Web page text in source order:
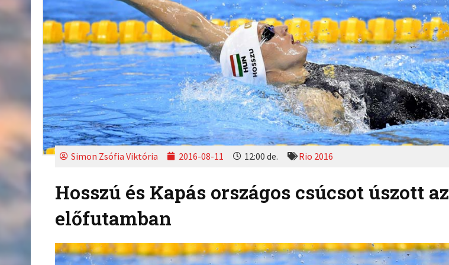
Simon Zsófia Viktória 2016-08-11 12:00 de. Rio 2016
Hosszú és Kapás országos csúcsot úszott az
előfutamban